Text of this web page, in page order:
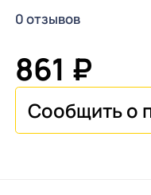
0 отзывов
861 ₽